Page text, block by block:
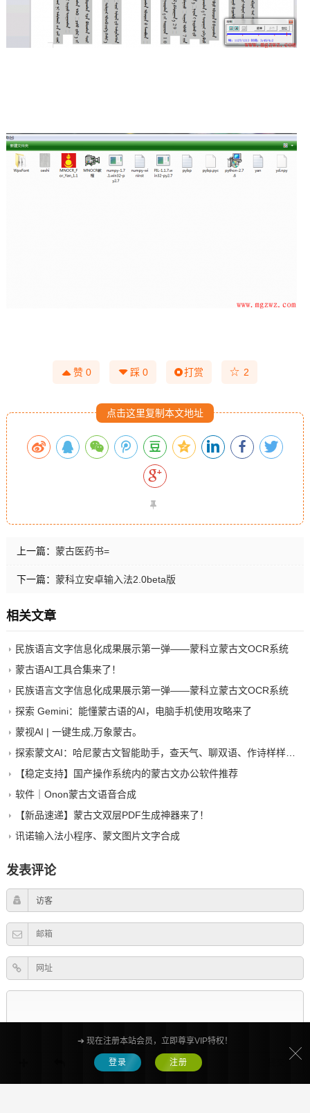
踩 0 打赏
点击这里复制本文地址
相关文章
【新品速递】蒙古文双层PDF生成神器来了！
讯诺输入法小程序、蒙文图片文字合成
发表评论
➔ 现在注册本站会员，立即尊享VIP特权！
登录 注册